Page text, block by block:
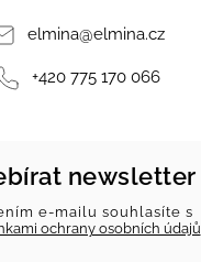
elmina@elmina.cz
+420 775 170 066
newsletter
e-mailu souhlasíte s
ochrany osobních údajů